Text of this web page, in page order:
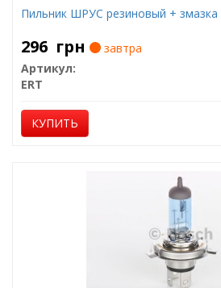
Пильник ШРУС резиновый + змазка
296 грн
завтра
Артикул:
ERT
КУПИТЬ